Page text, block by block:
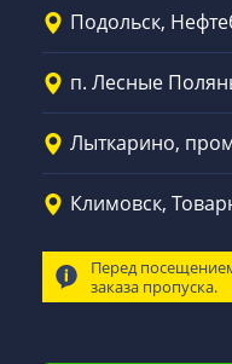
Подольск,
п. Лесные
Лыткарино,
Климовск,
Перед
заказа пропуска.